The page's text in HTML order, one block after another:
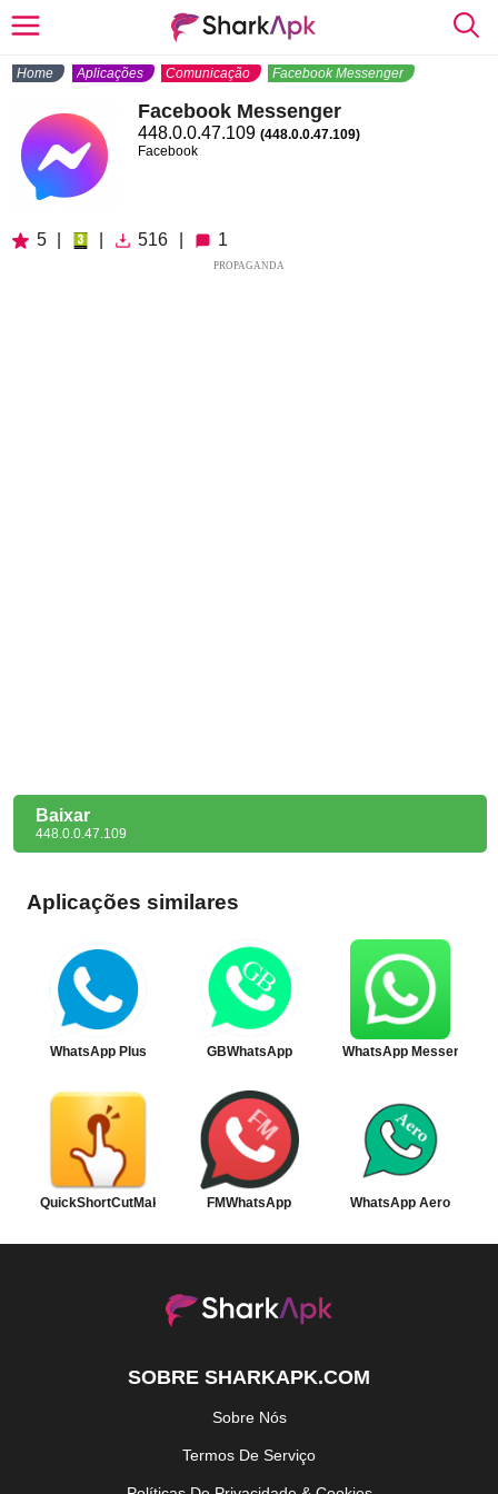
Home Aplicações Comunicação Facebook Messenger
Facebook Messenger
448.0.0.47.109 (448.0.0.47.109)
Facebook
5 516 1
PROPAGANDA
Baixar
448.0.0.47.109
Aplicações similares
WhatsApp Plus GBWhatsApp WhatsApp Messenger
QuickShortCutMaker FMWhatsApp WhatsApp Aero
SOBRE SHARKAPK.COM
Sobre Nós
Termos De Serviço